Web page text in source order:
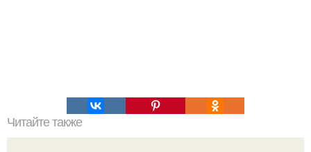
Читайте также